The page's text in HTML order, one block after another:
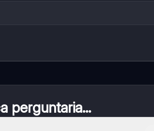
perguntaria...